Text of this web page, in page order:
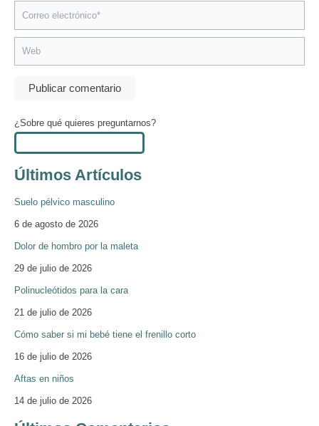
electrónico*
¿Sobre qué quieres preguntarnos?
Últimos Artículos
Suelo pélvico masculino
6 de agosto de 2026
Dolor de hombro por la maleta
29 de julio de 2026
Polinucleótidos para la cara
21 de julio de 2026
Cómo saber si mi bebé tiene el frenillo corto
16 de julio de 2026
Aftas en niños
14 de julio de 2026